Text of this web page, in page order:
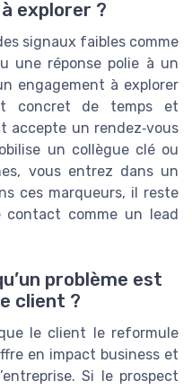
explorer ?
signaux faibles comme
une réponse polie à un
engagement à explorer
concret de temps et
accepte un rendez‑vous
un collègue clé ou
vous entrez dans un
ces marqueurs, il reste
contact comme un lead
problème est
client ?
le client le reformule
en impact business et
Si le prospect